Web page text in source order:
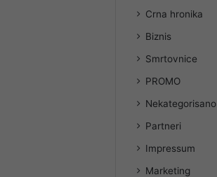
Crna hronika
Biznis
Smrtovnice
PROMO
Nekategorisano
Partneri
Impressum
Marketing